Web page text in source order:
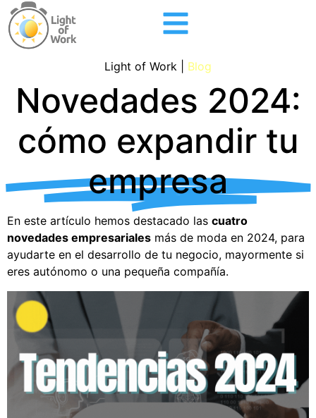
Light of Work | Blog
Novedades 2024:
cómo expandir tu
empresa
En este artículo hemos destacado las cuatro
novedades empresariales más de moda en 2024, para
ayudarte en el desarrollo de tu negocio, mayormente si
eres autónomo o una pequeña compañía.